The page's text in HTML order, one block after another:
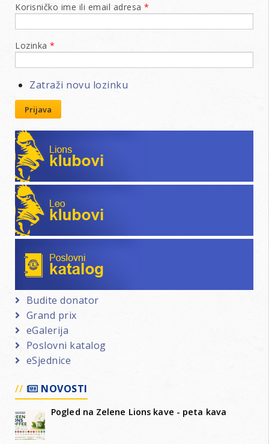
Korisničko ime ili email adresa *
Lozinka *
Zatraži novu lozinku
Prijava
Lions klubovi
Leo klubovi
Budite donator
Grand prix
eGalerija
Poslovni katalog
eSjednice
NOVOSTI
Pogled na Zelene Lions kave - peta kava